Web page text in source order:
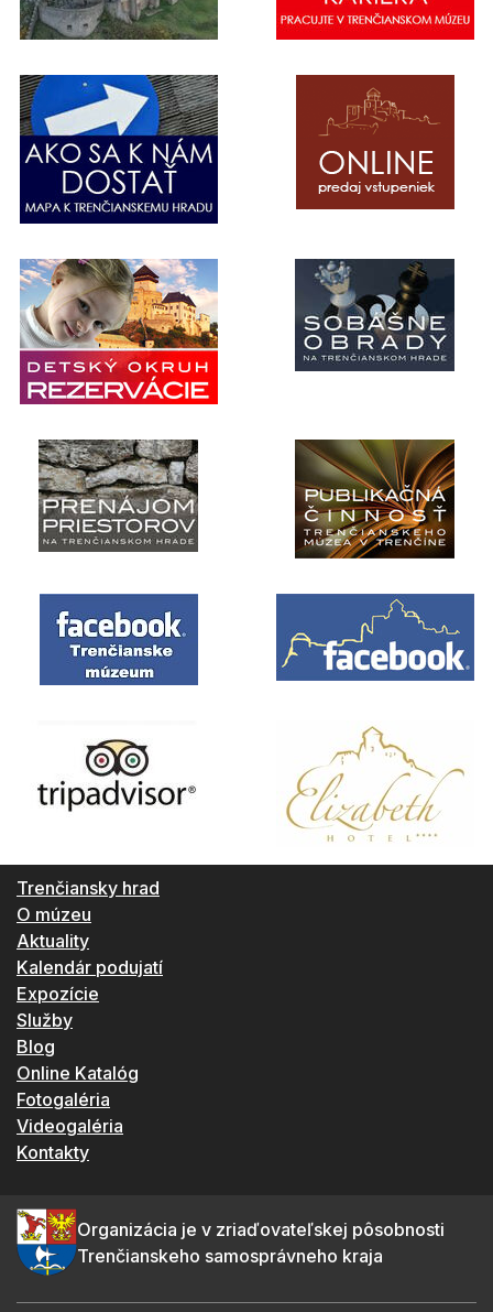
Trenčiansky hrad
O múzeu
Aktuality
Kalendár podujatí
Expozície
Služby
Blog
Online Katalóg
Fotogaléria
Videogaléria
Kontakty
Organizácia je v zriaďovateľskej pôsobnosti
Trenčianskeho samosprávneho kraja